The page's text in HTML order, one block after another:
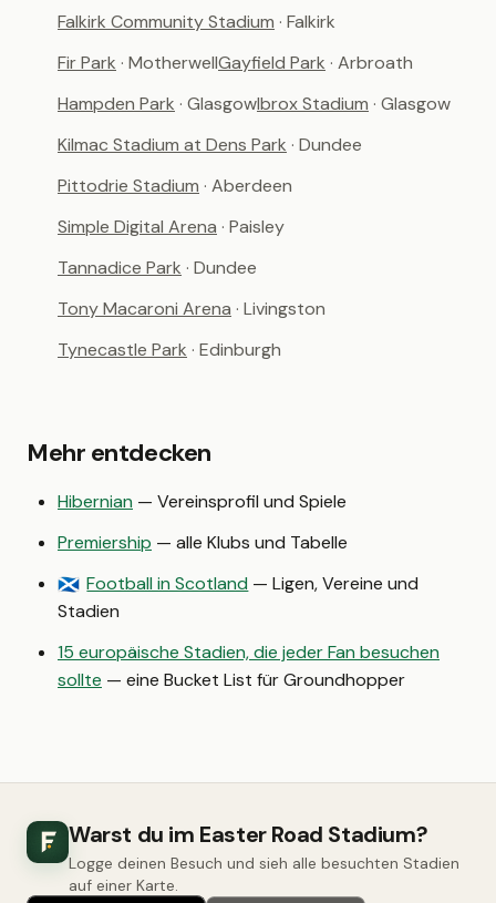
Falkirk Community Stadium · Falkirk
Fir Park · MotherwellGayfield Park · Arbroath
Hampden Park · GlasgowIbrox Stadium · Glasgow
Kilmac Stadium at Dens Park · Dundee
Pittodrie Stadium · Aberdeen
Simple Digital Arena · Paisley
Tannadice Park · Dundee
Tony Macaroni Arena · Livingston
Tynecastle Park · Edinburgh
Mehr entdecken
Hibernian — Vereinsprofil und Spiele
Premiership — alle Klubs und Tabelle
🏴󠁧󠁢󠁳󠁣󠁴󠁿 Football in Scotland — Ligen, Vereine und
Stadien
15 europäische Stadien, die jeder Fan besuchen
sollte — eine Bucket List für Groundhopper
Warst du im Easter Road Stadium?
Logge deinen Besuch und sieh alle besuchten Stadien
auf einer Karte.